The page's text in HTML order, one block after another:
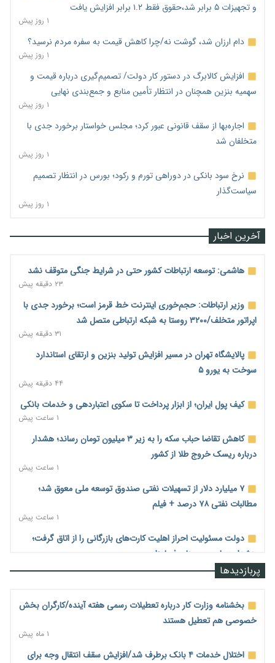
و تجهیزات ۵ برابر شد،حقوق فقط ۱.۲ برابر افزایش یافت
۱ روز پیش
دام ارزان شد، گوشت نه/چرا کاهش قیمت به سفره مردم نرسید؟
۱ روز پیش
افزایش کالابرگ در دستور کار دولت/ تصمیم‌گیری درباره قیمت و
سهمیه بنزین همچنان در انتظار تأمین منابع و جمع‌بندی نهایی
۱ روز پیش
اجاره‌بها از سقف قانونی عبور کرد؛ مجلس خواستار برخورد جدی با
متخلفان شد
۱ روز پیش
نرخ سود بانکی در دوراهی تورم و رکود؛ بورس در انتظار تصمیم
سیاست‌گذار
۱ روز پیش
آخرین اخبار
هاشمی: توسعه ارتباطات کشور حتی در شرایط جنگی متوقف نشد
۲۳ دقیقه پیش
وزیر ارتباطات: حجم‌خوری اینترنت خط قرمز است؛ برخورد جدی با
اپراتور متخلف/۳۲۰۰ روستا به شبکه ارتباطی متصل شد
۳۱ دقیقه پیش
پالایشگاه تهران در مسیر افزایش تولید بنزین و ارتقای استاندارد
سوخت به یورو ۵
۴۴ دقیقه پیش
کیف پول ایران؛ از ابزار پرداخت تا سکوی اعتباردهی و خدمات بانکی
۱ ساعت پیش
کاهش تقاضا حباب سکه را به زیر ۳ میلیون تومان رساند؛ هشدار
درباره ریسک خروج طلا از کشور
۱ ساعت پیش
۷ میلیارد دلار از تسهیلات نفتی صندوق توسعه ملی معوق شد؛
مطالبات نفتی ۷۸ درصد + فیلم
۱ ساعت پیش
دولت مسئولیت احراز اهلیت کارت‌های بازرگانی را از اتاق گرفت؛
هشدار درباره مسیرهای فسادزا
شبکه بانکی فراخوان داد + فیلم
دولت در حال تأمین منابع جدید برای افزایش اعتبار کالابرگ؛
جزئیات به‌زودی اعلام می‌شود
پربازدیدها
بخشنامه وزارت کار درباره تعطیلات رسمی هفته آینده/کارگران بخش
خصوصی هم تعطیل هستند
۱ ماه پیش
اختلال خدمات ۴ بانک برطرف شد/افزایش سقف انتقال وجه برای